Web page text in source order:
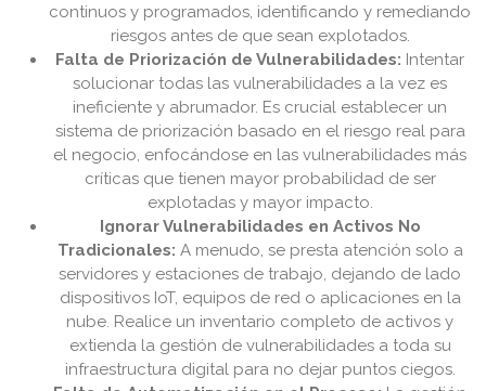
continuos y programados, identificando y remediando
riesgos antes de que sean explotados.
Falta de Priorización de Vulnerabilidades: Intentar
solucionar todas las vulnerabilidades a la vez es
ineficiente y abrumador. Es crucial establecer un
sistema de priorización basado en el riesgo real para
el negocio, enfocándose en las vulnerabilidades más
críticas que tienen mayor probabilidad de ser
explotadas y mayor impacto.
Ignorar Vulnerabilidades en Activos No
Tradicionales: A menudo, se presta atención solo a
servidores y estaciones de trabajo, dejando de lado
dispositivos IoT, equipos de red o aplicaciones en la
nube. Realice un inventario completo de activos y
extienda la gestión de vulnerabilidades a toda su
infraestructura digital para no dejar puntos ciegos.